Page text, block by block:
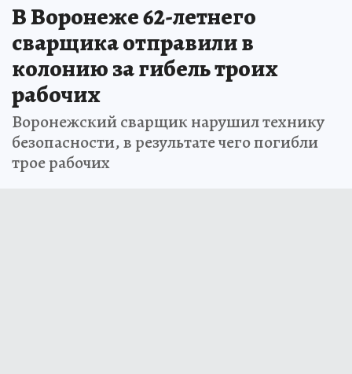
В Воронеже 62-летнего
сварщика отправили в
колонию за гибель троих
рабочих
Воронежский сварщик нарушил технику
безопасности, в результате чего погибли
трое рабочих